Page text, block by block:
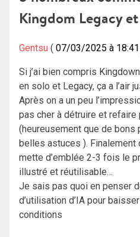
Kingdom Legacy
Gentsu 07/03/2025 à 18:41
Si j’ai bien compris
en solo et Legacy, ça a l’air
Après on a un peu
pas cher à détruire et
(heureusement que de
belles astuces ). Finalement
mette d’emblée 2-3 fois le
illustré et réutilisable…
Je sais pas quoi en penser
d’utilisation d’IA pour
conditions